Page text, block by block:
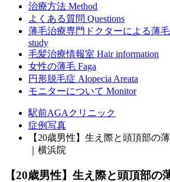
治療方法 Method
よくある質問 Questions
薄毛治療専門ドクターによる薄
study
毛髪治療情報室 Hair information
女性の薄毛 Faga
円形脱毛症 Alopecia Areata
モニターについて Monitor
駅前AGAクリニック
症例写真
【20歳男性】生え際と頭頂部の
｜横浜院
【20歳男性】生え際と頭頂部